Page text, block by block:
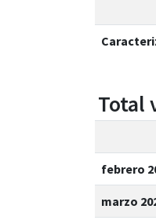
Total
febrero
marzo